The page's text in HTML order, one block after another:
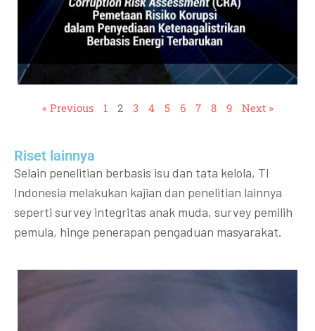
« Previous 1 2 3 4 5 6 7 8 9 Next »
Riset lainnya​​
Selain penelitian berbasis isu dan tata kelola, TI
Indonesia melakukan kajian dan penelitian lainnya
seperti survey integritas anak muda, survey pemilih
pemula, hinge penerapan pengaduan masyarakat.